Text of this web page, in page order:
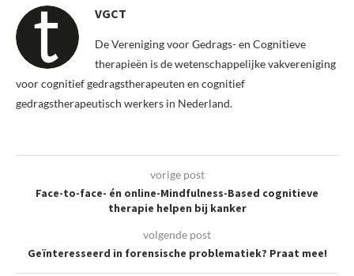
VGCT
De Vereniging voor Gedrags- en Cognitieve
therapieën is de wetenschappelijke vakvereniging
voor cognitief gedragstherapeuten en cognitief
gedragstherapeutisch werkers in Nederland.
vorige post
Face-to-face- én online-Mindfulness-Based cognitieve
therapie helpen bij kanker
volgende post
Geïnteresseerd in forensische problematiek? Praat mee!